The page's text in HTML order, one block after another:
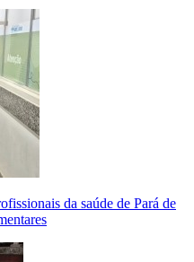
da saúde de Pará de